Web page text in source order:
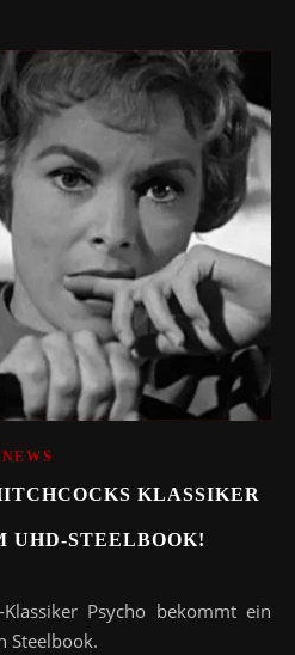
NEWS
KLASSIKER
UHD-STEELBOOK!
Steelbook.